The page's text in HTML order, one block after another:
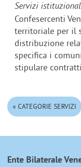
Servizi
Confesercenti
territoriale per il
distribuzione
specifica i
stipulare
« CATEGORIE SERVIZI
Ente Bilaterale